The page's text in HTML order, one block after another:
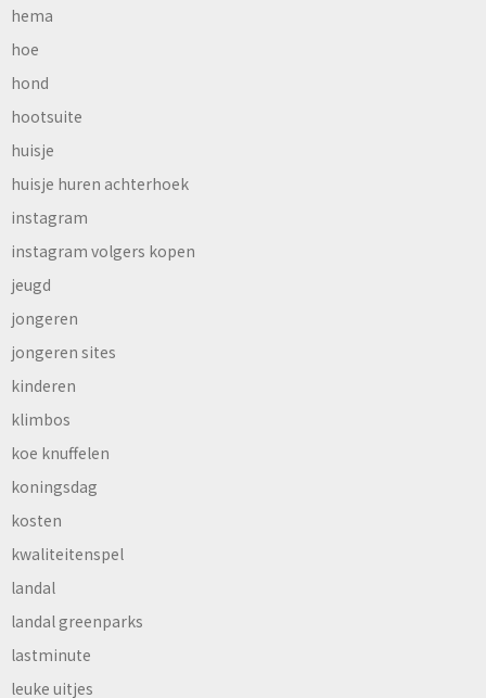
hema
hoe
hond
hootsuite
huisje
huisje huren achterhoek
instagram
instagram volgers kopen
jeugd
jongeren
jongeren sites
kinderen
klimbos
koe knuffelen
koningsdag
kosten
kwaliteitenspel
landal
landal greenparks
lastminute
leuke uitjes